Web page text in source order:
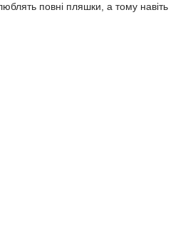
повні пляшки, а тому навіть